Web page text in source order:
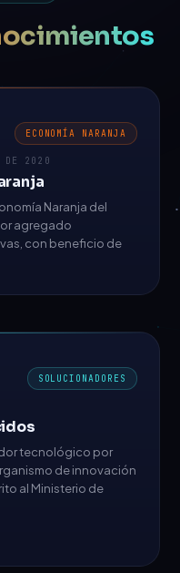
ECONOMÍA NARANJA
DE 2020
Naranja del
agregado
con beneficio de
SOLUCIONADORES
tecnológico por
de innovación
al Ministerio de